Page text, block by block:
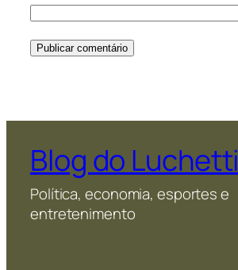
Blog do Luchetti
Política, economia, esportes e
entretenimento